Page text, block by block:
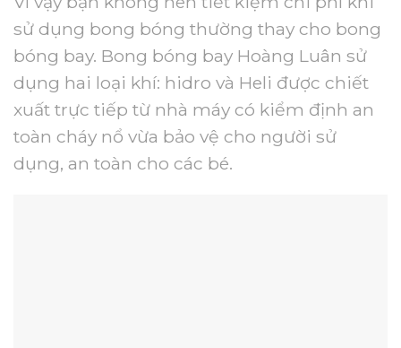
sử dụng bong bóng thường thay cho bong
bóng bay. Bong bóng bay Hoàng Luân sử
dụng hai loại khí: hidro và Heli được chiết
xuất trực tiếp từ nhà máy có kiểm định an
toàn cháy nổ vừa bảo vệ cho người sử
dụng, an toàn cho các bé.